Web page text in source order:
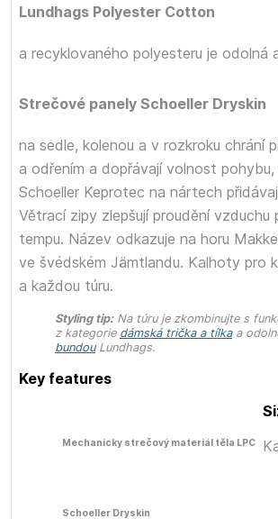
Lundhags Polyester Cotton
a recyklovaného polyesteru je odolná
Strečové panely Schoeller Dryskin
na sedle, kolenou a v rozkroku chrání
a odřením a dopřávají volnost
Schoeller Keprotec na nártech
Větrací zipy zlepšují proudění vzduchu
tempu. Název odkazuje na horu
ve švédském Jämtlandu. Kalhoty pro
a každou túru.
Styling tip:Na túru je zkombinujte s
z kategorie dámská trička a tílkaa
bundouLundhags.
Key features
Mechanicky strečový materiál těla LPC
Schoeller Dryskin